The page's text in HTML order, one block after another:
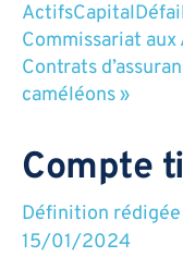
ActifsCapital
Commissariat aux
Contrats
caméléons »
Compte
Définition
15/01/2024